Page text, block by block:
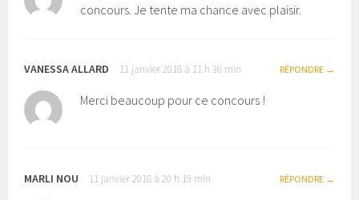
concours. Je tente ma chance avec plaisir.
VANESSA ALLARD 11 janvier 2018 à 11 h 36 min RÉPONDRE
Merci beaucoup pour ce concours !
MARLI NOU 11 janvier 2018 à 20 h 19 min RÉPONDRE